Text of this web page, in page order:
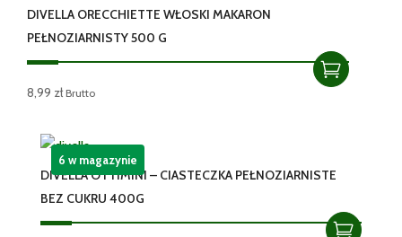
DIVELLA ORECCHIETTE WŁOSKI MAKARON
PEŁNOZIARNISTY 500 G
8,99 zł Brutto
DIVELLA OTTIMINI – CIASTECZKA PEŁNOZIARNISTE
BEZ CUKRU 400G
6 w magazynie